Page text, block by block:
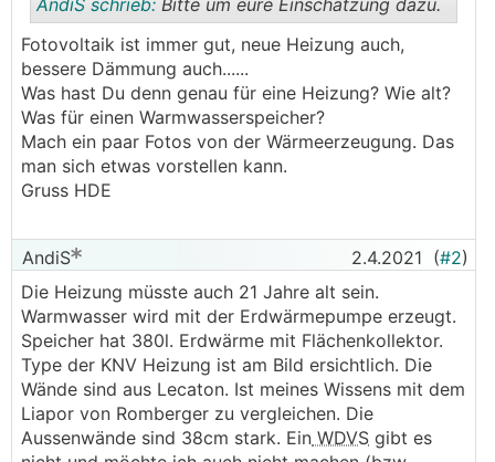
..
AndiS schrieb: Bitte um eure Einschätzung dazu.
Fotovoltaik ist immer gut, neue Heizung auch,
bessere Dämmung auch......
Was hast Du denn genau für eine Heizung? Wie alt?
Was für einen Warmwasserspeicher?
Mach ein paar Fotos von der Wärmeerzeugung. Das
man sich etwas vorstellen kann.
Gruss HDE
AndiS 2.4.2021 (#2)
Die Heizung müsste auch 21 Jahre alt sein.
Warmwasser wird mit der Erdwärmepumpe erzeugt.
Speicher hat 380l. Erdwärme mit Flächenkollektor.
Type der KNV Heizung ist am Bild ersichtlich. Die
Wände sind aus Lecaton. Ist meines Wissens mit dem
Liapor von Romberger zu vergleichen. Die
Aussenwände sind 38cm stark. Ein WDVS gibt es